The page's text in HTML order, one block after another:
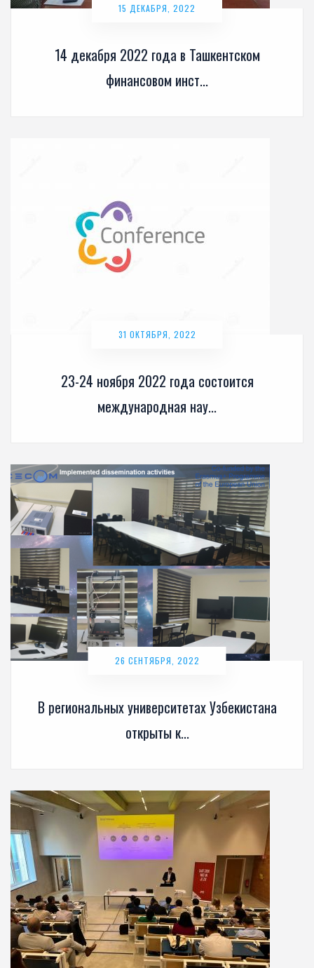
14 декабря 2022 года в Ташкентском
финансовом инст...
15 ДЕКАБРЯ, 2022
23-24 ноября 2022 года состоится
международная нау...
31 ОКТЯБРЯ, 2022
В региональных университетах Узбекистана
открыты к...
26 СЕНТЯБРЯ, 2022